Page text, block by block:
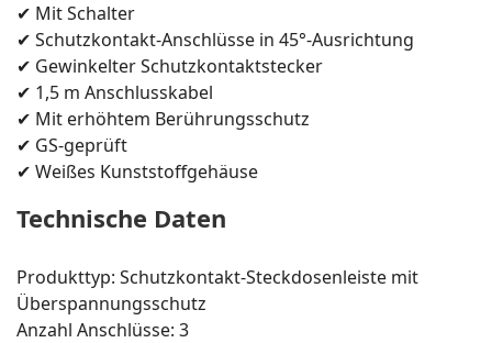
✔ Mit Schalter
✔ Schutzkontakt-Anschlüsse in 45°-Ausrichtung
✔ Gewinkelter Schutzkontaktstecker
✔ 1,5 m Anschlusskabel
✔ Mit erhöhtem Berührungsschutz
✔ GS-geprüft
✔ Weißes Kunststoffgehäuse
Technische Daten
Produkttyp: Schutzkontakt-Steckdosenleiste mit
Überspannungsschutz
Anzahl Anschlüsse: 3